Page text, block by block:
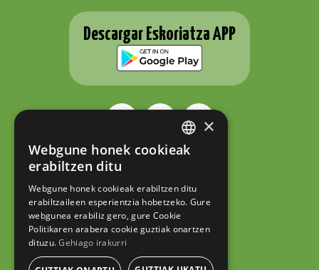
Descargar Eskoriatza APP
ESKORIATZAKO UDALA
Fernando Eskoriatza plaza 1
Tel.: 943 71 44 07
hazi@eskoriatza.eus
Contacto
Aviso legal
Política de privacidad
BASQUE
×
Webgune honek cookieak
erabiltzen ditu
Webgune honek cookieak erabiltzen ditu
erabiltzaileen esperientzia hobetzeko. Gure
webgunea erabiliz gero, gure Cookie
Politikaren arabera cookie guztiak onartzen
dituzu. Gehiago irakurri